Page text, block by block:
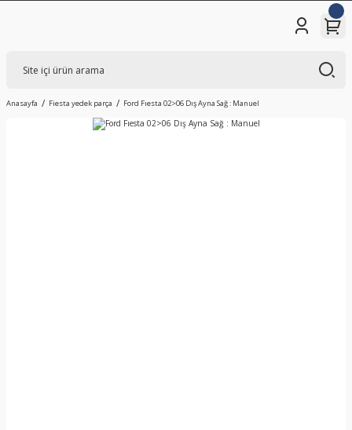
Anasayfa Fiesta yedek parça Ford Fıesta 02>06 Dış Ayna Sağ : Manuel